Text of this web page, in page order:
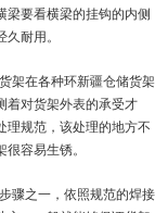
梁要看横梁的挂钩的内侧
耐用。
架在各种环新疆仓储货架
着对货架外表的承受才
理规范，该处理的地方不
容易生锈。
骤之一，依照规范的焊接